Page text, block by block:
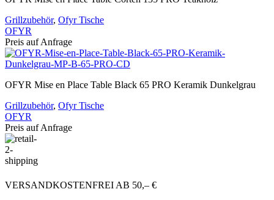
Grillzubehör, Ofyr Tische
OFYR
Preis auf Anfrage
OFYR Mise en Place Table Black 65 PRO Keramik Dunkelgrau
Grillzubehör, Ofyr Tische
OFYR
Preis auf Anfrage
VERSANDKOSTENFREI AB 50,– €